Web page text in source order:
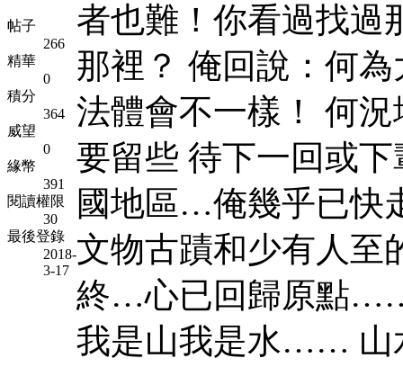
帖子
266
精華
0
積分
364
威望
0
緣幣
391
閱讀權限
30
最後登錄
2018-
3-17
者也難！你看過找
那裡？ 俺回說：何
法體會不一樣！ 何
要留些 待下一回或
國地區…俺幾乎已快
文物古蹟和少有人
終…心已回歸原點
我是山我是水…… 山